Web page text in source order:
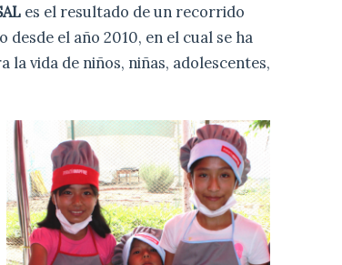
es el resultado de un recorrido
el año 2010, en el cual se ha
la vida de niños, niñas, adolescentes,